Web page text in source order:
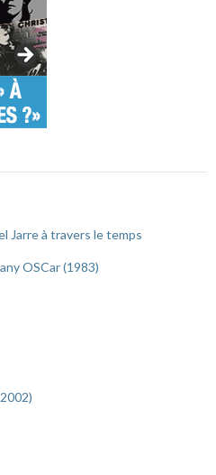
Jarre à travers le temps
OSCar (1983)